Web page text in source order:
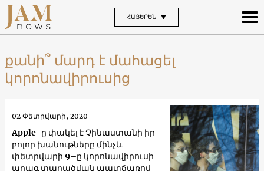
ՀԱՅԵՐԵՆ
քանի՞ մարդ է մահացել
կորոնավիրուսից
Apple-ը փակել է Չինաստանի իր
բոլոր խանութները մինչև
փետրվարի 9–ը կորոնավիրուսի
արագ տարածման պատճառով
02 Փետրվարի, 2020